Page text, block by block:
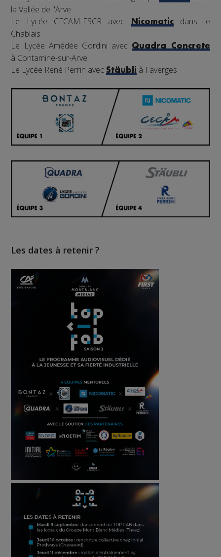
la Vallée de l'Arve
Le Lycée CECAM-ESCR avec
Nicomaticdans le
Chablais
Le Lycée Amédée Gordini avecQuadra Concrete
à Contamine-sur-Arve
Le Lycée René Perrin avecStäubli à Faverges
Les dates à retenir ?